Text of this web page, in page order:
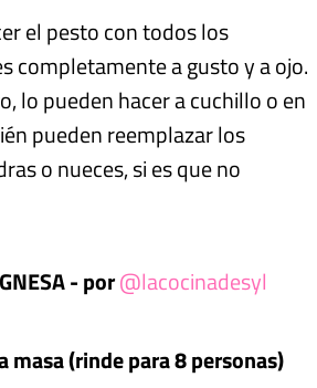
el pesto con todos los
completamente a gusto y a ojo.
lo pueden hacer a cuchillo o en
pueden reemplazar los
o nueces, si es que no
- por@lacocinadesyl
masa (rinde para 8 personas)